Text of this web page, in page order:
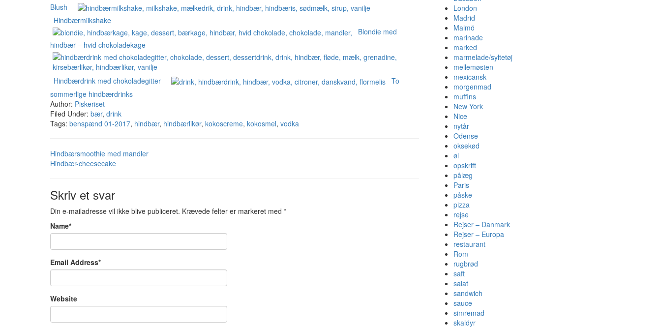
Blush
Hindbærmilkshake
Blondie med
hindbær – hvid chokoladekage
Hindbærdrink med chokoladegitter
To
sommerlige hindbærdrinks
Author: Piskeriset
Filed Under: bær, drink
Tags: benspænd 01-2017, hindbær, hindbærlikør, kokoscreme, kokosmel, vodka
Hindbærsmoothie med mandler
Hindbær-cheesecake
Skriv et svar
Din e-mailadresse vil ikke blive publiceret. Krævede felter er markeret med *
Name*
Email Address*
Website
London
Madrid
Malmö
marinade
marked
marmelade/syltetøj
mellemøsten
mexicansk
morgenmad
muffins
New York
Nice
nytår
Odense
oksekød
øl
opskrift
pålæg
Paris
påske
pizza
rejse
Rejser – Danmark
Rejser – Europa
restaurant
Rom
rugbrød
saft
salat
sandwich
sauce
simremad
skaldyr